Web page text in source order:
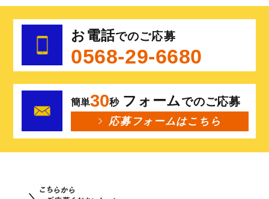
お電話でのご応募
0568-29-6680
簡単30秒 フォームでのご応募
応募フォームはこちら